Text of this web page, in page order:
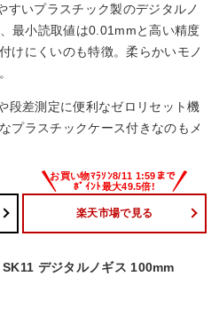
すいプラスチック製のデジタルノ
最小読取値は0.01mmと高い精度
けにくいのも特徴。柔らかいモノ
段差測定に便利なゼロリセット機
プラスチックケース付きなのもメ
楽天市場で見る
デジタルノギス 100mm